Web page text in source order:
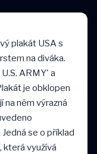
plakát USA s
na diváka.
ARMY' a
je obklopen
na něm výrazná
se o příklad
která využívá